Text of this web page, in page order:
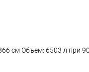
см Объем: 6503 л при